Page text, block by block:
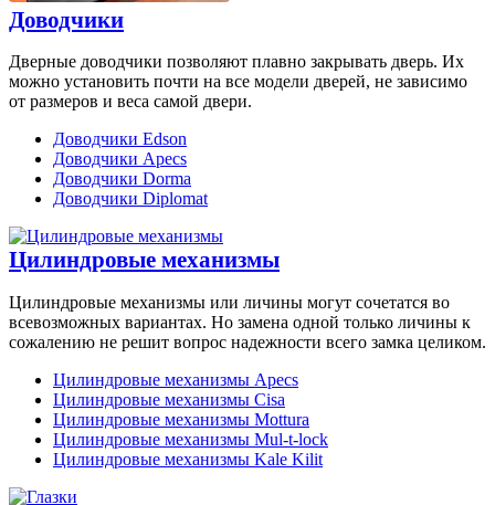
Доводчики
Дверные доводчики позволяют плавно закрывать дверь. Их
можно установить почти на все модели дверей, не зависимо
от размеров и веса самой двери.
Доводчики Edson
Доводчики Apecs
Доводчики Dorma
Доводчики Diplomat
Цилиндровые механизмы
Цилиндровые механизмы или личины могут сочетатся во
всевозможных вариантах. Но замена одной только личины к
сожалению не решит вопрос надежности всего замка целиком.
Цилиндровые механизмы Apecs
Цилиндровые механизмы Cisa
Цилиндровые механизмы Mottura
Цилиндровые механизмы Mul-t-lock
Цилиндровые механизмы Kale Kilit